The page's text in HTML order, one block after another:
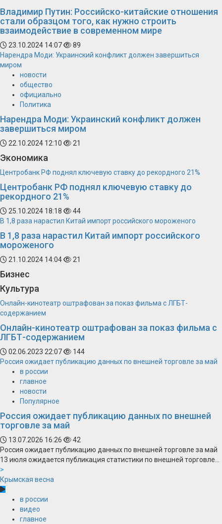
Владимир Путин: Российско-китайские отношения
стали образцом того, как нужно строить
взаимодействие в современном мире
23.10.2024 14:07
89
Нарендра Моди: Украинский конфликт должен завершиться
миром
новости
общество
официально
Политика
Нарендра Моди: Украинский конфликт должен
завершиться миром
22.10.2024 12:10 21
Экономика
Центробанк РФ поднял ключевую ставку до рекордного 21%
Центробанк РФ поднял ключевую ставку до
рекордного 21%
25.10.2024 18:18
44
В 1,8 раза нарастил Китай импорт российского мороженого
В 1,8 раза нарастил Китай импорт российского
мороженого
21.10.2024 14:04 21
Бизнес
Культура
Онлайн-кинотеатр оштрафован за показ фильма с ЛГБТ-
содержанием
Онлайн-кинотеатр оштрафован за показ фильма с
ЛГБТ-содержанием
02.06.2023 22:07
144
Россия ожидает публикацию данных по внешней торговле за май
в россии
главное
новости
Популярное
Россия ожидает публикацию данных по внешней
торговле за май
13.07.2026 16:26
42
Россия ожидает публикацию данных по внешней торговле за май
13 июля ожидается публикация статистики по внешней торговле...
>
Крымская весна
в россии
видео
главное